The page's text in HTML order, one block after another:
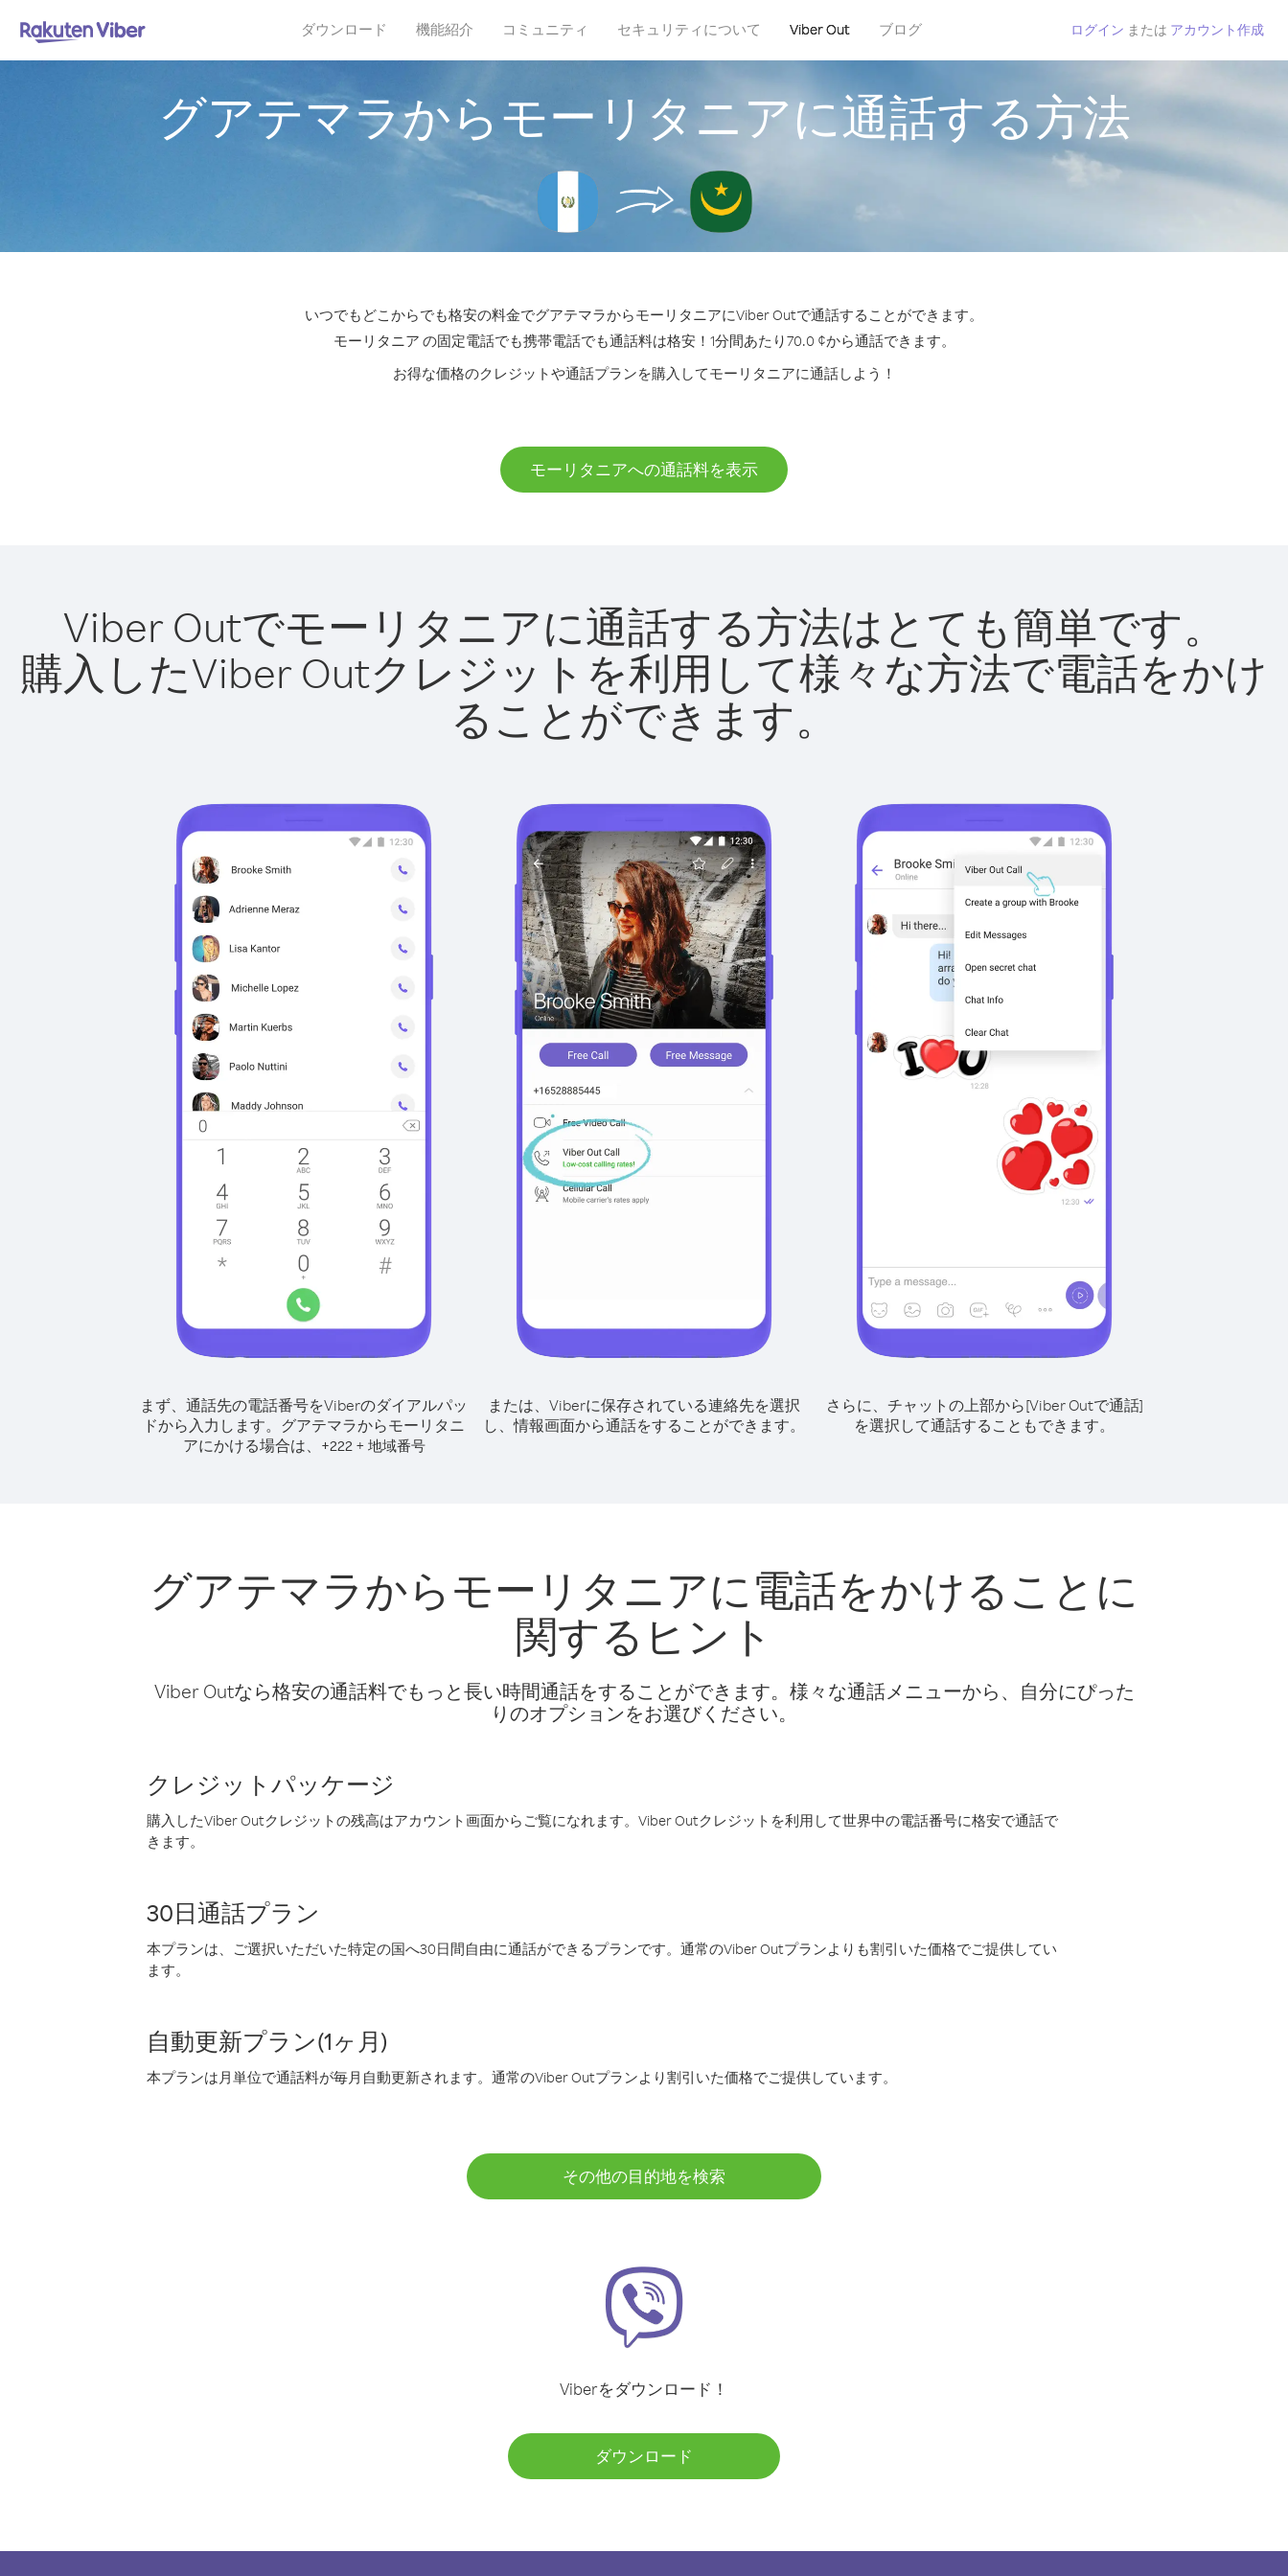
ダウンロード 機能紹介 コミュニティ セキュリティについて Viber Out ブログ ログイン または アカウント作成
グアテマラからモーリタニアに通話する方法
いつでもどこからでも格安の料金でグアテマラからモーリタニアにViber Outで通話することができます。
モーリタニア の固定電話でも携帯電話でも通話料は格安！1分間あたり70.0 ¢から通話できます。
お得な価格のクレジットや通話プランを購入してモーリタニアに通話しよう！
モーリタニアへの通話料を表示
Viber Outでモーリタニアに通話する方法はとても簡単です。
購入したViber Outクレジットを利用して様々な方法で電話をかけ
ることができます。
まず、通話先の電話番号をViberのダイアルパッ
ドから入力します。 グアテマラからモーリタニ
アにかける場合は、
+222+ 地域番号
または、Viberに保存されている連絡先を選択
し、情報画面から通話をすることができます。
さらに、チャットの上部から[Viber Outで通話]
を選択して通話することもできます。
グアテマラからモーリタニアに電話をかけることに
関するヒント
Viber Outなら格安の通話料でもっと長い時間通話をすることができます。様々な通話メニューから、自分にぴった
りのオプションをお選びください。
クレジットパッケージ
購入したViber Outクレジットの残高はアカウント画面からご覧になれます。Viber Outクレジットを利用して世界中の電話番号に格安で通話で
きます。
30日通話プラン
本プランは、ご選択いただいた特定の国へ30日間自由に通話ができるプランです。通常のViber Outプランよりも割引いた価格でご提供してい
ます。
自動更新プラン(1ヶ月)
本プランは月単位で通話料が毎月自動更新されます。通常のViber Outプランより割引いた価格でご提供しています。
その他の目的地を検索
Viberをダウンロード！
ダウンロード